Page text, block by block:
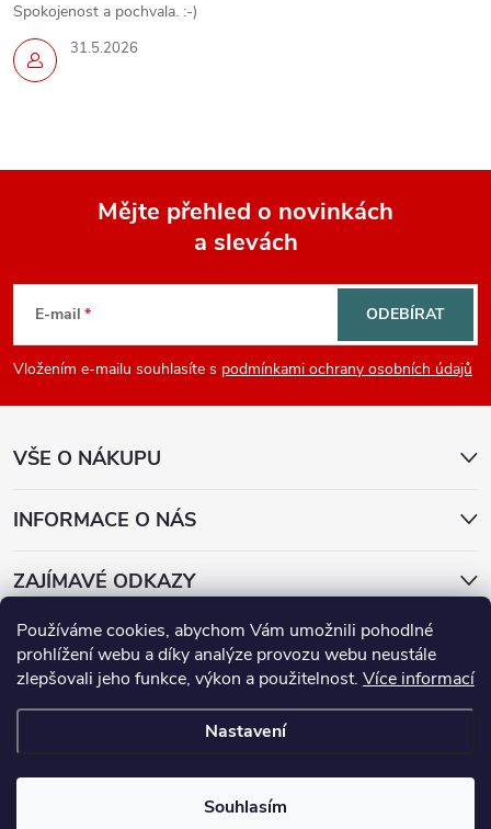
Používáme cookies, abychom Vám umožnili pohodlné
prohlížení webu a díky analýze provozu webu neustále
zlepšovali jeho funkce, výkon a použitelnost. Více informací
Nastavení
Souhlasím
31.5.2026
Spokojenost a pochvala. :-)
p
a
Mějte přehled o novinkách
a slevách
E-mail
Vložením e-mailu souhlasíte s podmínkami ochrany osobních údajů
ODEBÍRAT
VŠE O NÁKUPU
INFORMACE O NÁS
ZAJÍMAVÉ ODKAZY
Přijímáme online platby
Copyright 2026E-lenovo. Všechna práva vyhrazena.